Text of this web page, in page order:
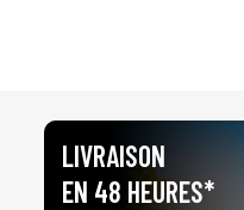
LIVRAISON
EN 48 HEURES*